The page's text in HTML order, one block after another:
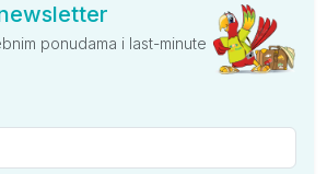
ponudama i last-minute